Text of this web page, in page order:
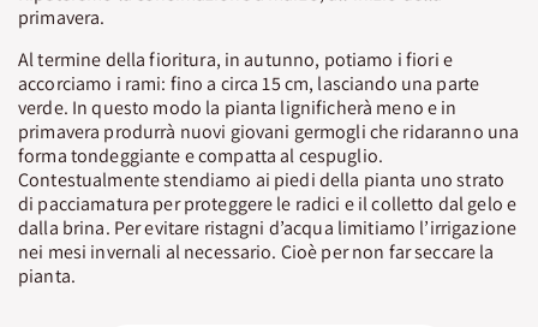
primavera.
Al termine della fioritura, in autunno, potiamo i fiori e
accorciamo i rami: fino a circa 15 cm, lasciando una parte
verde. In questo modo la pianta lignificherà meno e in
primavera produrrà nuovi giovani germogli che ridaranno una
forma tondeggiante e compatta al cespuglio.
Contestualmente stendiamo ai piedi della pianta uno strato
di pacciamatura per proteggere le radici e il colletto dal gelo e
dalla brina. Per evitare ristagni d’acqua limitiamo l’irrigazione
nei mesi invernali al necessario. Cioè per non far seccare la
pianta.